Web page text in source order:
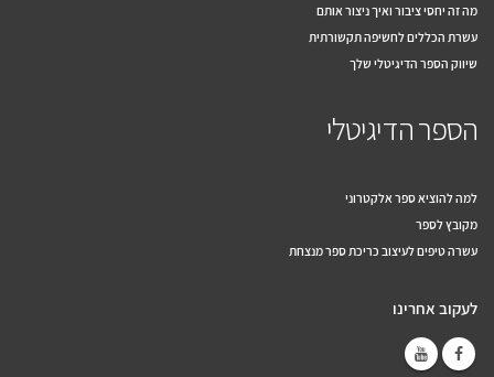
מה זה יחסי ציבור ואיך ניצור אותם
עשרת הכללים לחשיפה תקשורתית
שיווק הספר הדיגיטלי שלך
הספר הדיגיטלי
למה להוציא ספר אלקטרוני
מקובץ לספר
עשרה טיפים לעיצוב כריכת ספר מנצחת
לעקוב אחרינו